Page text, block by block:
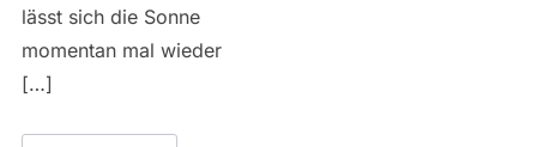
lässt sich die Sonne
momentan mal wieder
[…]